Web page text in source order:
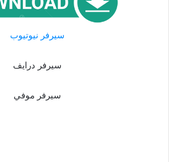
سيرفر نيوتيوب
سيرفر درايف
سيرفر موفي